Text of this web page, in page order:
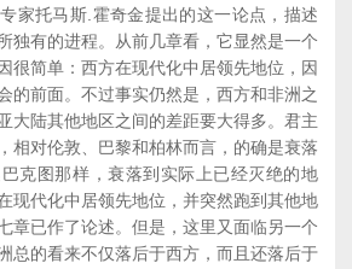
托马斯.霍奇金提出的这一论点，描述
独有的进程。从前几章看，它显然是一个
很简单：西方在现代化中居领先地位，因
的前面。不过事实仍然是，西方和非洲之
大陆其他地区之间的差距要大得多。君主
相对伦敦、巴黎和柏林而言，的确是衰落
克图那样，衰落到实际上已经灭绝的地
现代化中居领先地位，并突然跑到其他地
章已作了论述。但是，这里又面临另一个
总的看来不仅落后于西方，而且还落后于